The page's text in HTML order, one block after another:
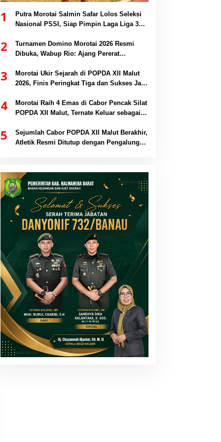
1
Putra Morotai Salmin Safar Lolos Seleksi
Nasional PSSI, Siap Pimpin Laga Liga 3
2
Turnamen Domino Morotai 2026 Resmi
Dibuka, Wabup Rio: Ajang Pererat
3
Morotai Ukir Sejarah di POPDA XII Malut
2026, Finis Peringkat Tiga dan Sukses Jadi
4
Morotai Raih 4 Emas di Cabor Pencak Silat
POPDA XII Malut, Ternate Keluar sebagai
5
Sejumlah Cabor POPDA XII Malut Berakhir,
Atletik Resmi Ditutup dengan Pengalungan